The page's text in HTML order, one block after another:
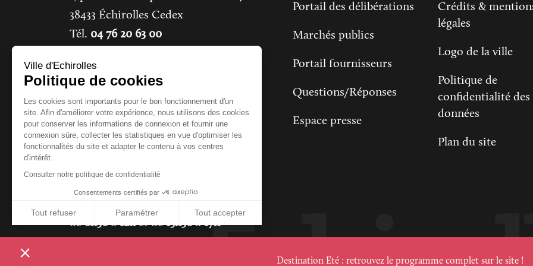
38433 Échirolles Cedex
Tél. 04 76 20 63 00
CONTACTER LA MAIRIE
Horaires
de8h30à12het de13h30à17h
Portail des délibérations
Marchés publics
Portail fournisseurs
Questions/Réponses
Espace presse
Crédits &
légales
Logo de la ville
Politique de
confidentialité des
données
Plan du site
Destination Eté : retrouvez le programme complet sur le site !
Ville d'Echirolles
Politique de cookies
Les cookies sont importants pour le bon fonctionnement d'un
site. Afin d'améliorer votre expérience, nous utilisons des cookies
pour conserver les informations de connexion et fournir une
connexion sûre, collecter les statistiques en vue d'optimiser les
fonctionnalités du site et adapter le contenu à vos centres
d'intérêt.
Consulter notre politique de confidentialité
Consentements certifiés par
Tout refuser Paramétrer Tout accepter
Notre plateforme vous permet d'adapter et de gérer vos paramètres de confidentialité, en garantissant la